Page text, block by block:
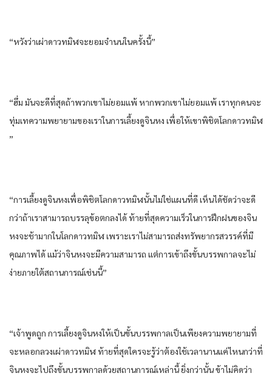
“หวัง​ว่า​เผ่า​ดาว​ทมิฬ​จะยอมจำนน​ใน​ครั้งนี้​”
“ฮึ่ม มัน​จะดี​ที่สุด​ถ้าพวกเขา​ไม่ยอมแพ้​ หาก​พวกเขา​ไม่ยอมแพ้​ เรา​ทุกคน​จะ
ทุ่มเท​ความพยายาม​ของ​เรา​ใน​การ​เลี้ยงดู​จิน​หง​ เพื่อให้​เขา​พิชิต​โลก​ดาว​ทมิฬ​
”
“การ​เลี้ยงดู​จิน​หง​เพื่อ​พิชิต​โลก​ดาว​ทมิฬ​นั้น​ไม่ใช่แผนที่​ดี​ เห็นได้ชัด​ว่า​จะดี
กว่า​ถ้าเรา​สามารถ​บรรลุ​ข้อตกลง​ได้​ ท้ายที่สุด​ความเร็ว​ใน​การฝึกฝน​ของ​จิน​
หง​จะช้ามาก​ใน​โลก​ดาว​ทมิฬ​ เพราะ​เรา​ไม่สามารถ​ส่งทรัพยากร​สวรรค์​ที่​มี
คุณภาพ​ได้​ แม้ว่า​จิน​หง​จะมีความสามารถ​ แต่​การ​เข้า​ถึงขั้น​บรรพกาล​จะไม่
ง่าย​ภายใต้​สถานการณ์​เช่นนี้​”
“เจ้าพูด​ถูก​ การ​เลี้ยงดู​จิน​หง​ให้​เป็น​ขั้น​บรรพกาล​เป็น​เพียง​ความพยายาม​ที่
จะ​หลอกลวง​เผ่า​ดาว​ทมิฬ​ ท้ายที่สุด​ใคร​จะรู้​ว่า​ต้อง​ใช้เวลานาน​แค่​ไห​นก​ว่าที่​
จิน​หง​จะไปถึงขั้น​บรรพกาล​ด้วย​สถานการณ์​เหล่านี้​ ยิ่งกว่านั้น​ ข้า​ไม่คิด​ว่า​